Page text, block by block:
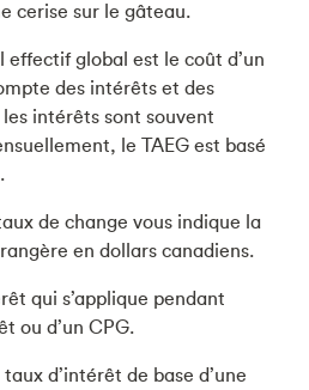
cerise sur le gâteau.
effectif global est le coût d’un
des intérêts et des
intérêts sont souvent
le TAEG est basé
de change vous indique la
en dollars canadiens.
qui s’applique pendant
ou d’un CPG.
taux d’intérêt de base d’une